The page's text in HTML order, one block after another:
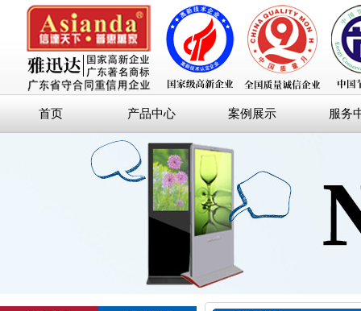
首页 产品中心 案例展示 服务